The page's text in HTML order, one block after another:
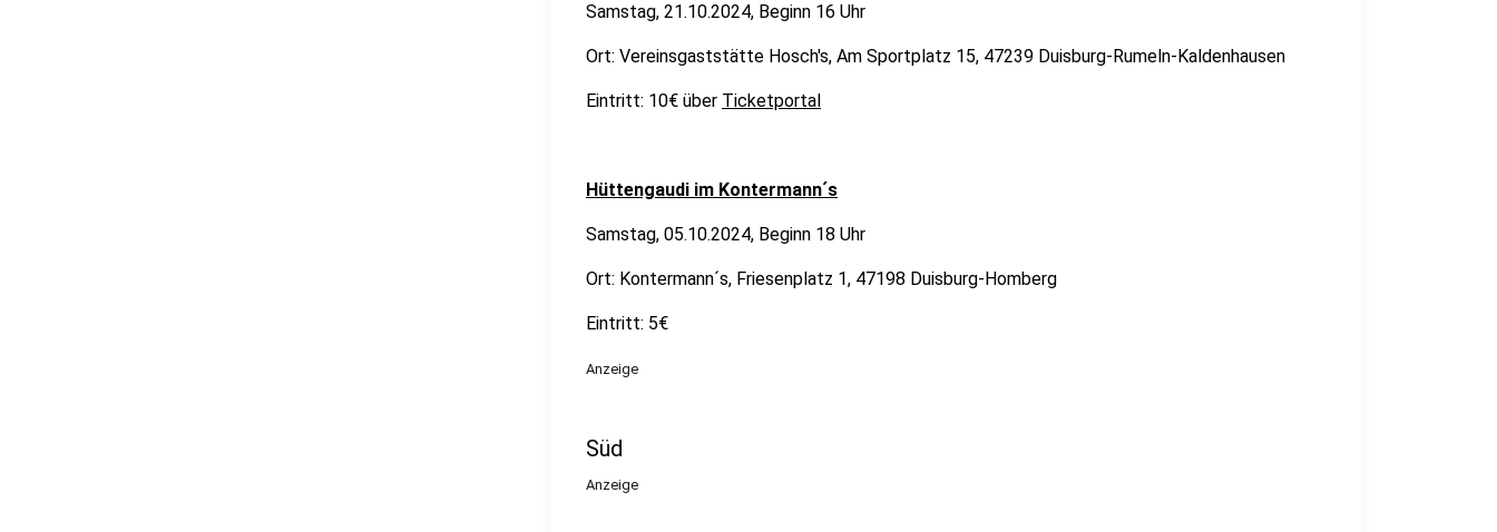
Samstag, 21.10.2024, Beginn 16 Uhr
Ort: Vereinsgaststätte Hosch's, Am Sportplatz 15, 47239 Duisburg-Rumeln-Kaldenhausen
Eintritt: 10€ über Ticketportal
Hüttengaudi im Kontermann´s
Samstag, 05.10.2024, Beginn 18 Uhr
Ort: Kontermann´s, Friesenplatz 1, 47198 Duisburg-Homberg
Eintritt: 5€
Anzeige
Süd
Anzeige